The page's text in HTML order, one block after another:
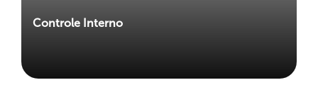
Controle Interno